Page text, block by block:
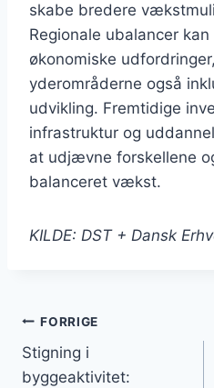
skabe bredere
Regionale ubalancer
økonomiske
yderområderne også
udvikling. Fremtidige
infrastruktur og
at udjævne forskellene
balanceret vækst.
KILDE: DST + Dansk
FORRIGE
Stigning i
byggeaktivitet: